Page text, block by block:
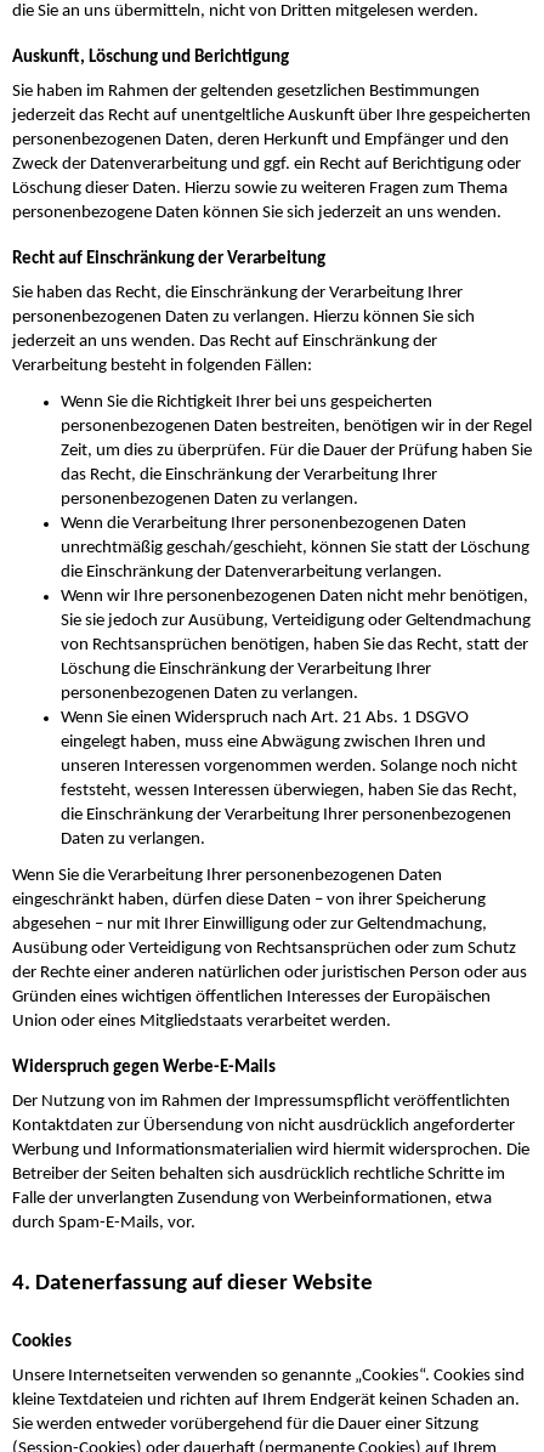
die Sie an uns übermitteln, nicht von Dritten mitgelesen werden.
Auskunft, Löschung und Berichtigung
Sie haben im Rahmen der geltenden gesetzlichen Bestimmungen
jederzeit das Recht auf unentgeltliche Auskunft über Ihre gespeicherten
personenbezogenen Daten, deren Herkunft und Empfänger und den
Zweck der Datenverarbeitung und ggf. ein Recht auf Berichtigung oder
Löschung dieser Daten. Hierzu sowie zu weiteren Fragen zum Thema
personenbezogene Daten können Sie sich jederzeit an uns wenden.
Recht auf Einschränkung der Verarbeitung
Sie haben das Recht, die Einschränkung der Verarbeitung Ihrer
personenbezogenen Daten zu verlangen. Hierzu können Sie sich
jederzeit an uns wenden. Das Recht auf Einschränkung der
Verarbeitung besteht in folgenden Fällen:
Wenn Sie die Richtigkeit Ihrer bei uns gespeicherten
personenbezogenen Daten bestreiten, benötigen wir in der Regel
Zeit, um dies zu überprüfen. Für die Dauer der Prüfung haben Sie
das Recht, die Einschränkung der Verarbeitung Ihrer
personenbezogenen Daten zu verlangen.
Wenn die Verarbeitung Ihrer personenbezogenen Daten
unrechtmäßig geschah/geschieht, können Sie statt der Löschung
die Einschränkung der Datenverarbeitung verlangen.
Wenn wir Ihre personenbezogenen Daten nicht mehr benötigen,
Sie sie jedoch zur Ausübung, Verteidigung oder Geltendmachung
von Rechtsansprüchen benötigen, haben Sie das Recht, statt der
Löschung die Einschränkung der Verarbeitung Ihrer
personenbezogenen Daten zu verlangen.
Wenn Sie einen Widerspruch nach Art. 21 Abs. 1 DSGVO
eingelegt haben, muss eine Abwägung zwischen Ihren und
unseren Interessen vorgenommen werden. Solange noch nicht
feststeht, wessen Interessen überwiegen, haben Sie das Recht,
die Einschränkung der Verarbeitung Ihrer personenbezogenen
Daten zu verlangen.
Wenn Sie die Verarbeitung Ihrer personenbezogenen Daten
eingeschränkt haben, dürfen diese Daten – von ihrer Speicherung
abgesehen – nur mit Ihrer Einwilligung oder zur Geltendmachung,
Ausübung oder Verteidigung von Rechtsansprüchen oder zum Schutz
der Rechte einer anderen natürlichen oder juristischen Person oder aus
Gründen eines wichtigen öffentlichen Interesses der Europäischen
Union oder eines Mitgliedstaats verarbeitet werden.
Widerspruch gegen Werbe-E-Mails
Der Nutzung von im Rahmen der Impressumspflicht veröffentlichten
Kontaktdaten zur Übersendung von nicht ausdrücklich angeforderter
Werbung und Informationsmaterialien wird hiermit widersprochen. Die
Betreiber der Seiten behalten sich ausdrücklich rechtliche Schritte im
Falle der unverlangten Zusendung von Werbeinformationen, etwa
durch Spam-E-Mails, vor.
4. Datenerfassung auf dieser Website
Cookies
Unsere Internetseiten verwenden so genannte „Cookies“. Cookies sind
kleine Textdateien und richten auf Ihrem Endgerät keinen Schaden an.
Sie werden entweder vorübergehend für die Dauer einer Sitzung